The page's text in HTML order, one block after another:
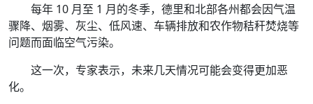
每年 10 月至 1 月的冬季，德里和北部各州都会因气温
骤降、烟雾、灰尘、低风速、车辆排放和农作物秸秆焚烧等
问题而面临空气污染。
这一次，专家表示，未来几天情况可能会变得更加恶
化。